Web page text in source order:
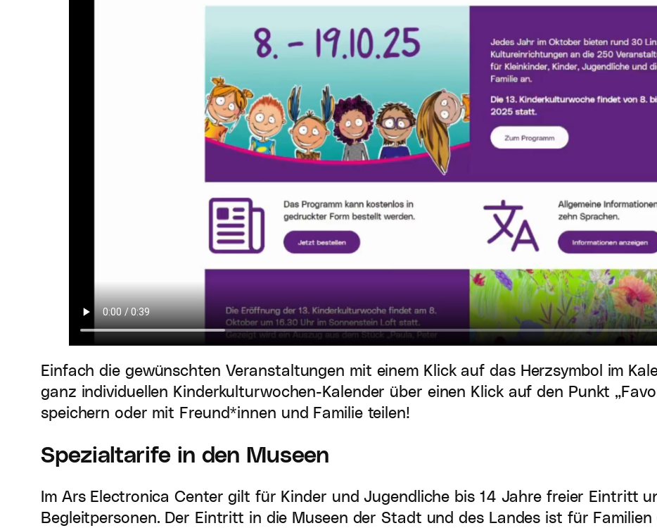
Einfach die gewünschten Veranstaltungen mit einem Klick auf das Herzsymbol im
ganz individuellen Kinderkulturwochen-Kalender über einen Klick auf den Punkt
speichern oder mit Freund*innen und Familie teilen!
Spezialtarife in den Museen
Im Ars Electronica Center gilt für Kinder und Jugendliche bis 14 Jahre freier Eintritt
Begleitpersonen. Der Eintritt in die Museen der Stadt und des Landes ist für